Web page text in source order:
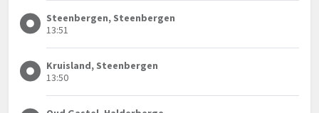
Steenbergen, Steenbergen
13:51
Kruisland, Steenbergen
13:50